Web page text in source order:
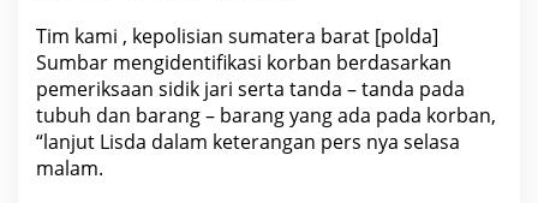
Tim kami , kepolisian sumatera barat [polda]
Sumbar mengidentifikasi korban berdasarkan
pemeriksaan sidik jari serta tanda – tanda pada
tubuh dan barang – barang yang ada pada korban,
“lanjut Lisda dalam keterangan pers nya selasa
malam.